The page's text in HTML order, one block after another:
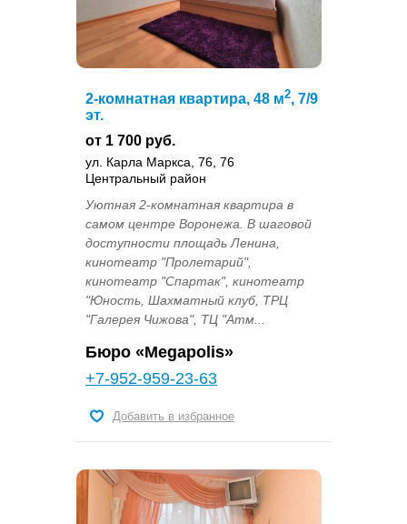
2-комнатная квартира, 48 м2, 7/9
эт.
от 1 700 руб.
ул. Карла Маркса, 76, 76
Центральный район
Уютная 2-комнатная квартира в
самом центре Воронежа. В шаговой
доступности площадь Ленина,
кинотеатр "Пролетарий",
кинотеатр "Спартак", кинотеатр
"Юность, Шахматный клуб, ТРЦ
"Галерея Чижова", ТЦ "Атм...
Бюро «Megapolis»
+7-952-959-23-63
Добавить в избранное